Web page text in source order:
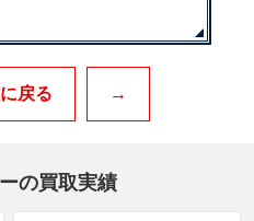
戻る →
の買取実績